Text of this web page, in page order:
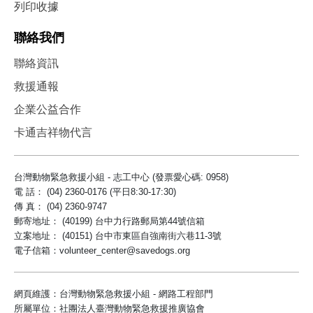
列印收據
聯絡我們
聯絡資訊
救援通報
企業公益合作
卡通吉祥物代言
台灣動物緊急救援小組 - 志工中心 (發票愛心碼: 0958)
電 話： (04) 2360-0176 (平日8:30-17:30)
傳 真： (04) 2360-9747
郵寄地址： (40199) 台中力行路郵局第44號信箱
立案地址： (40151) 台中市東區自強南街六巷11-3號
電子信箱：volunteer_center@savedogs.org
網頁維護：台灣動物緊急救援小組 - 網路工程部門
所屬單位：社團法人臺灣動物緊急救援推廣協會